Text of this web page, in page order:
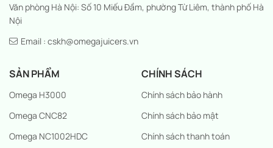
Văn phòng Hà Nội: Số 10 Miếu Đầm, phường Từ Liêm, thành phố Hà
Nội
Email : cskh@omegajuicers.vn
SẢN PHẨM
Omega H3000
Omega CNC82
Omega NC1002HDC
CHÍNH SÁCH
Chính sách bảo hành
Chính sách bảo mật
Chính sách thanh toán